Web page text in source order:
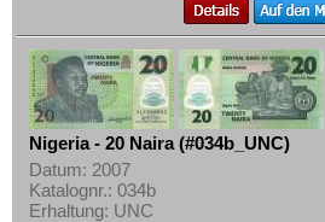
Nigeria - 20 Naira (#034b_UNC)
Datum: 2007
Katalognr.: 034b
Erhaltung: UNC